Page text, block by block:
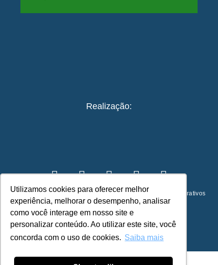
Utilizamos cookies para oferecer melhor
experiência, melhorar o desempenho, analisar
como você interage em nosso site e
personalizar conteúdo. Ao utilizar este site, você
concorda com o uso de cookies. Saiba mais
Realização:
© 2023 – Guia de Práticas ESG para Viagens e Eventos Corporativos
Desenvolvimento:universocriativo.space